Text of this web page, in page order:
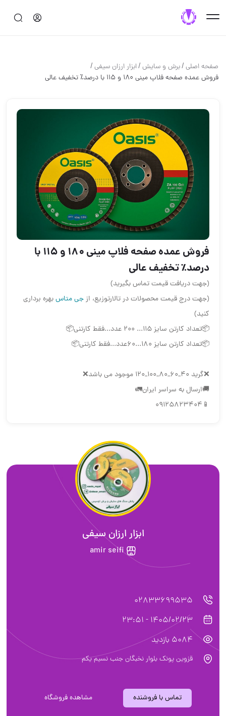
صفحه اصلی/برش و سايش/ابزار ارزان سیفی/
فروش عمده صفحه فلاپ مینی ۱۸۰ و ۱۱۵ با درصد٪ تخفیف عالی
فروش عمده صفحه فلاپ مینی ۱۸۰ و ۱۱۵ با
درصد٪ تخفیف عالی
(جهت دریافت قیمت تماس بگیرید)
(جهت درج قیمت محصولات در تالارتوزیع، ازجی متاسبهره برداری
کنید)
📦تعداد کارتن سایز ۱۱۵... ۲۰۰ عدد...فقط کارتنی📦
📦تعداد کارتن سایز ۱۸۰...۶۰عدد...فقط کارتنی📦
❌️گرید ۴۰_۶۰_۸۰_۱۰۰_۱۲۰ موجود می باشد❌️
🚚ارسال به سراسر ایران🚛
📱09125823404
ابزار ارزان سیفی
amir seifi
02833699535
1405/02/23 - 23:51
5084 بازدید
قزوین پونک بلوار نخبگان جنب نسیم یکم
تماس با فروشنده مشاهده فروشگاه